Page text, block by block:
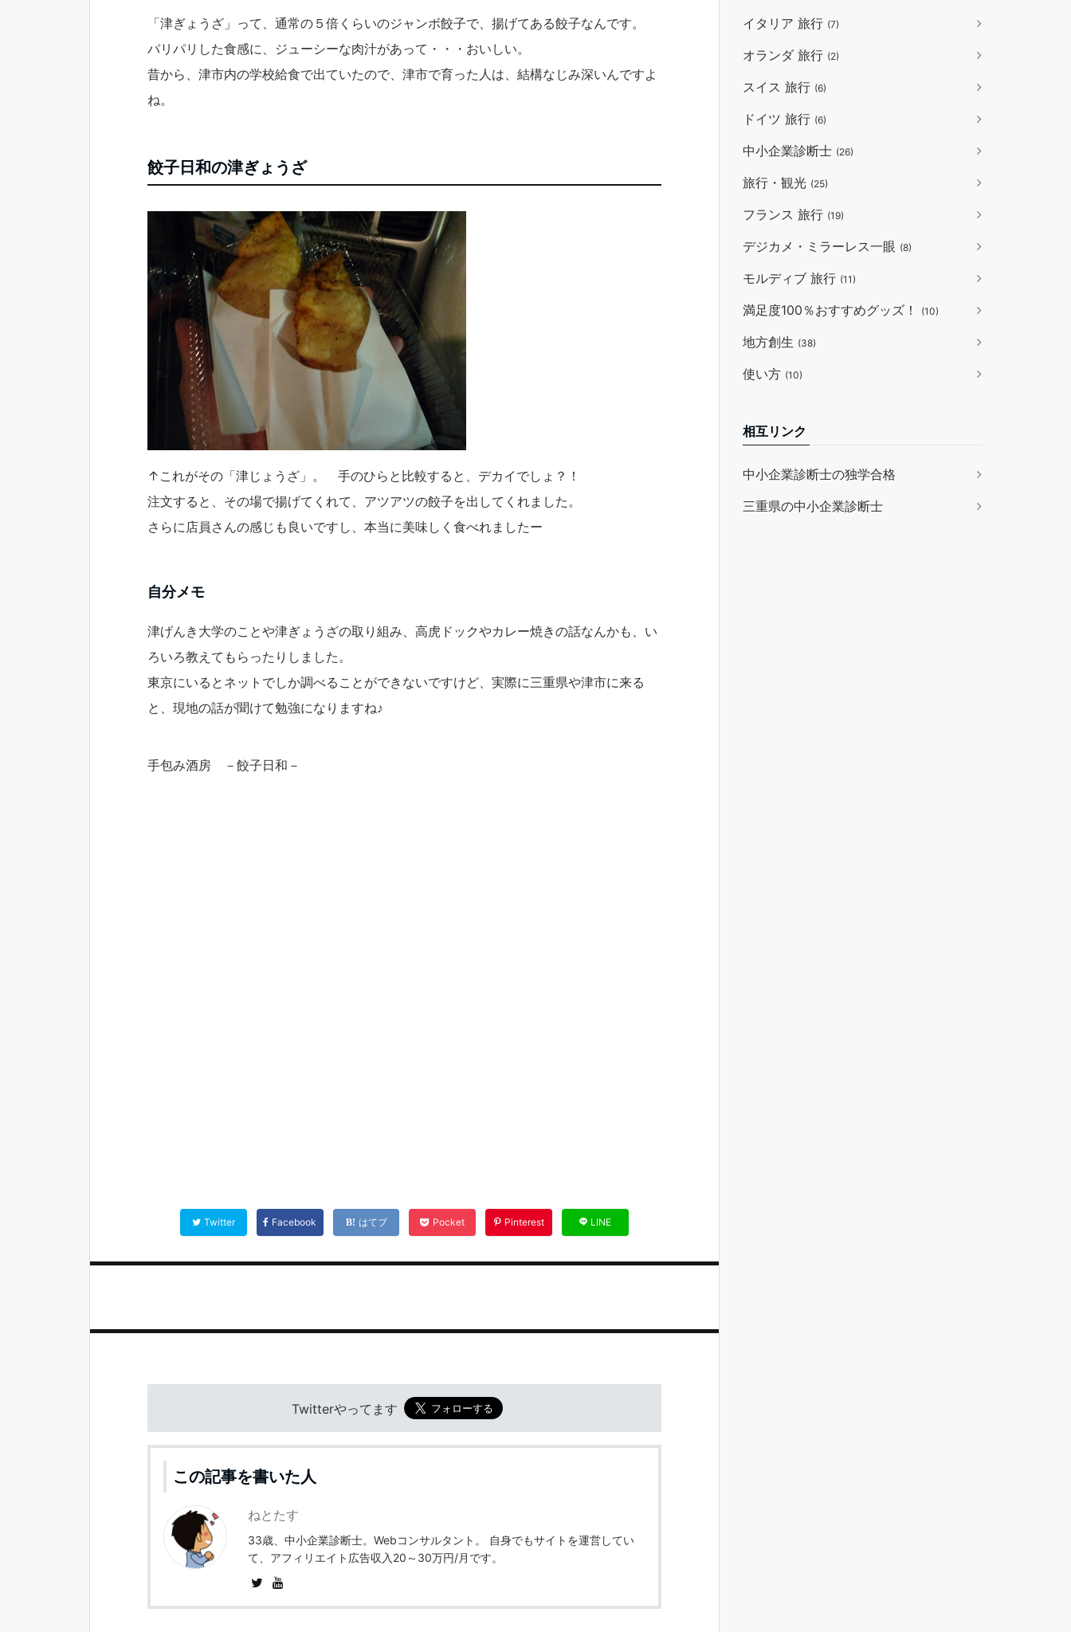
「津ぎょうざ」って、通常の５倍くらいのジャンボ餃子で、揚げてある餃子なんです。
パリパリした食感に、ジューシーな肉汁があって・・・おいしい。
昔から、津市内の学校給食で出ていたので、津市で育った人は、結構なじみ深いんですよ
ね。
餃子日和の津ぎょうざ
↑これがその「津じょうざ」。 手のひらと比較すると、デカイでしょ？！
注文すると、その場で揚げてくれて、アツアツの餃子を出してくれました。
さらに店員さんの感じも良いですし、本当に美味しく食べれましたー
自分メモ
津げんき大学のことや津ぎょうざの取り組み、高虎ドックやカレー焼きの話なんかも、い
ろいろ教えてもらったりしました。
東京にいるとネットでしか調べることができないですけど、実際に三重県や津市に来る
と、現地の話が聞けて勉強になりますね♪
手包み酒房 －餃子日和－
Twitter Facebook はてブ Pocket Pinterest LINE
Twitterやってます
この記事を書いた人
ねとたす
33歳、中小企業診断士。Webコンサルタント。 自身でもサイトを運営してい
て、アフィリエイト広告収入20～30万円/月です。
イタリア 旅行 (7)
オランダ 旅行 (2)
スイス 旅行 (6)
ドイツ 旅行 (6)
中小企業診断士 (26)
旅行・観光 (25)
フランス 旅行 (19)
デジカメ・ミラーレス一眼 (8)
モルディブ 旅行 (11)
満足度100％おすすめグッズ！ (10)
地方創生 (38)
使い方 (10)
相互リンク
中小企業診断士の独学合格
三重県の中小企業診断士